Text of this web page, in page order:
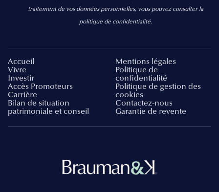
traitement de vos données personnelles, vous pouvez consulter la
politique de confidentialité.
Accueil
Vivre
Investir
Accès Promoteurs
Carrière
Bilan de situation
patrimoniale et conseil
Mentions légales
Politique de
confidentialité
Politique de gestion des
cookies
Contactez-nous
Garantie de revente